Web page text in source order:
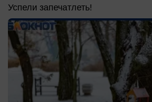
Успели запечатлеть!